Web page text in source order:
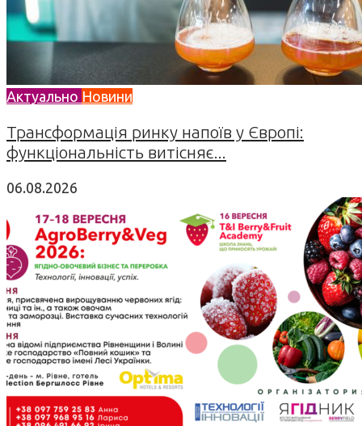
Актуально Новини
Трансформація ринку напоїв у Європі:
функціональність витісняє...
06.08.2026